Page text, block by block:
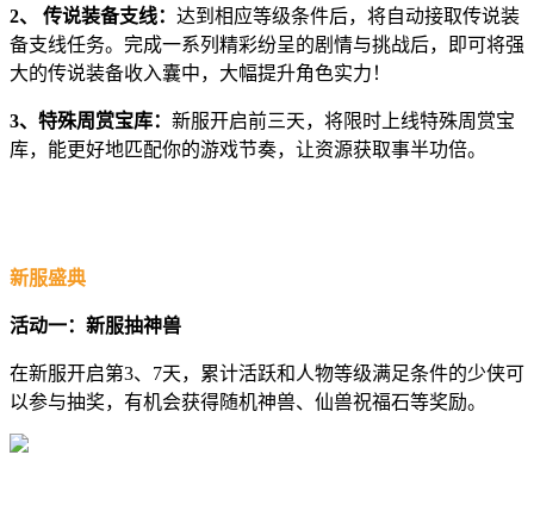
2、 传说装备支线： 达到相应等级条件后，将自动接取传说装
备支线任务。完成一系列精彩纷呈的剧情与挑战后，即可将强
大的传说装备收入囊中，大幅提升角色实力！
3、特殊周赏宝库： 新服开启前三天，将限时上线特殊周赏宝
库，能更好地匹配你的游戏节奏，让资源获取事半功倍。
新服盛典
活动一：新服抽神兽
在新服开启第3、7天，累计活跃和人物等级满足条件的少侠可
以参与抽奖，有机会获得随机神兽、仙兽祝福石等奖励。